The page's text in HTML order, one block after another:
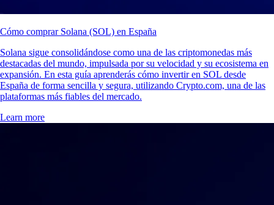
Cómo comprar Solana (SOL) en España
Solana sigue consolidándose como una de las criptomonedas más
destacadas del mundo, impulsada por su velocidad y su ecosistema en
expansión. En esta guía aprenderás cómo invertir en SOL desde
España de forma sencilla y segura, utilizando Crypto.com, una de las
plataformas más fiables del mercado.
Learn more